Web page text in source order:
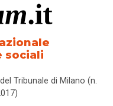
sociali
Tribunale di Milano (n.